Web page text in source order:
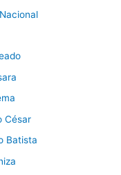
César
Batista